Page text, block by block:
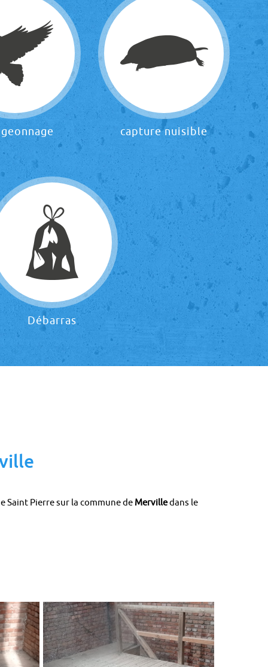
capture nuisible
Débarras
Saint Pierre sur la commune de Mervilledans le